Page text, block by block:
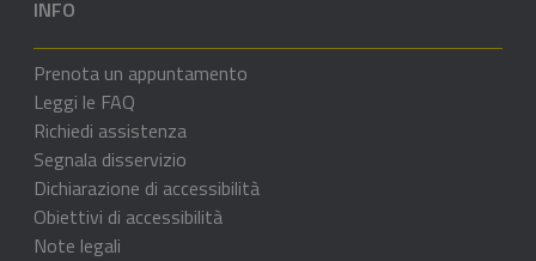
INFO
Prenota un appuntamento
Leggi le FAQ
Richiedi assistenza
Segnala disservizio
Dichiarazione di accessibilità
Obiettivi di accessibilità
Note legali